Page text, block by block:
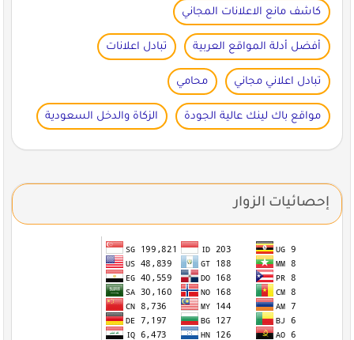
كاشف مانع الاعلانات المجاني
أفضل أدلة المواقع العربية تبادل اعلانات
تبادل اعلاني مجاني محامي
مواقع باك لينك عالية الجودة الزكاة والدخل السعودية
إحصائيات الزوار